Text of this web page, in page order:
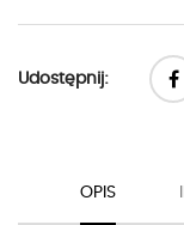
Udostępnij:
OPIS